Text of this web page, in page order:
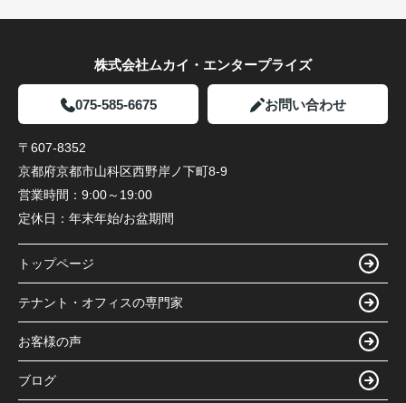
株式会社ムカイ・エンタープライズ
075-585-6675 お問い合わせ
〒607-8352
京都府京都市山科区西野岸ノ下町8-9
営業時間： 9:00～19:00
定休日： 年末年始/お盆期間
トップページ
テナント・オフィスの専門家
お客様の声
ブログ